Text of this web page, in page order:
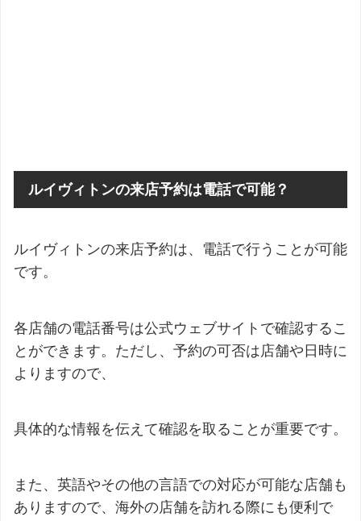
ルイヴィトンの来店予約は電話で可能？
ルイヴィトンの来店予約は、電話で行うことが可能
です。
各店舗の電話番号は公式ウェブサイトで確認するこ
とができます。ただし、予約の可否は店舗や日時に
よりますので、
具体的な情報を伝えて確認を取ることが重要です。
また、英語やその他の言語での対応が可能な店舗も
ありますので、海外の店舗を訪れる際にも便利で